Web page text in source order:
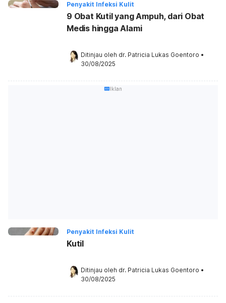
Penyakit Infeksi Kulit
9 Obat Kutil yang Ampuh, dari Obat
Medis hingga Alami
Ditinjau oleh dr. Patricia Lukas Goentoro •
30/08/2025
Iklan
Penyakit Infeksi Kulit
Kutil
Ditinjau oleh dr. Patricia Lukas Goentoro •
30/08/2025